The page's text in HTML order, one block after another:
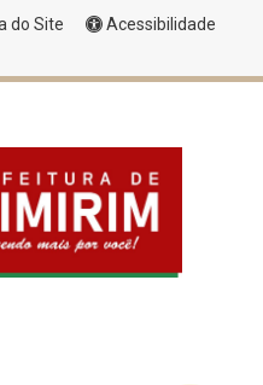
do Site
Acessibilidade